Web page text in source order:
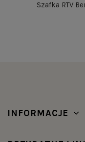
Szafka RTV
INFORMACJE